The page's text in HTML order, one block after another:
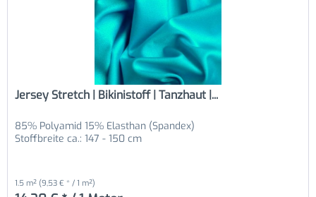
Jersey Stretch | Bikinistoff | Tanzhaut |...
85% Polyamid 15% Elasthan (Spandex)
Stoffbreite ca.: 147 - 150 cm
1.5 m² (9,53 € * / 1 m²)